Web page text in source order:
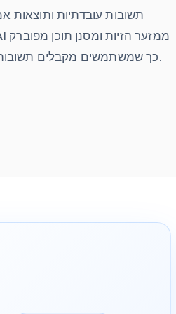
תשובות עובדתיות ותוצאות
כך שמשתמשים מקבלים תשובות אמינות שנוצרו על ידי בינה מלאכותית.